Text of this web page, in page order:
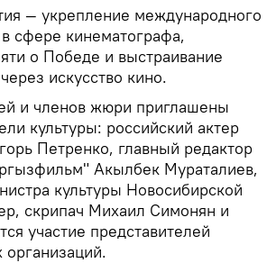
— укрепление международного
в сфере кинематографа,
о Победе и выстраивание
искусство кино.
и членов жюри приглашены
культуры: российский актер
Петренко, главный редактор
Акылбек Мураталиев,
культуры Новосибирской
скрипач Михаил Симонян и
участие представителей